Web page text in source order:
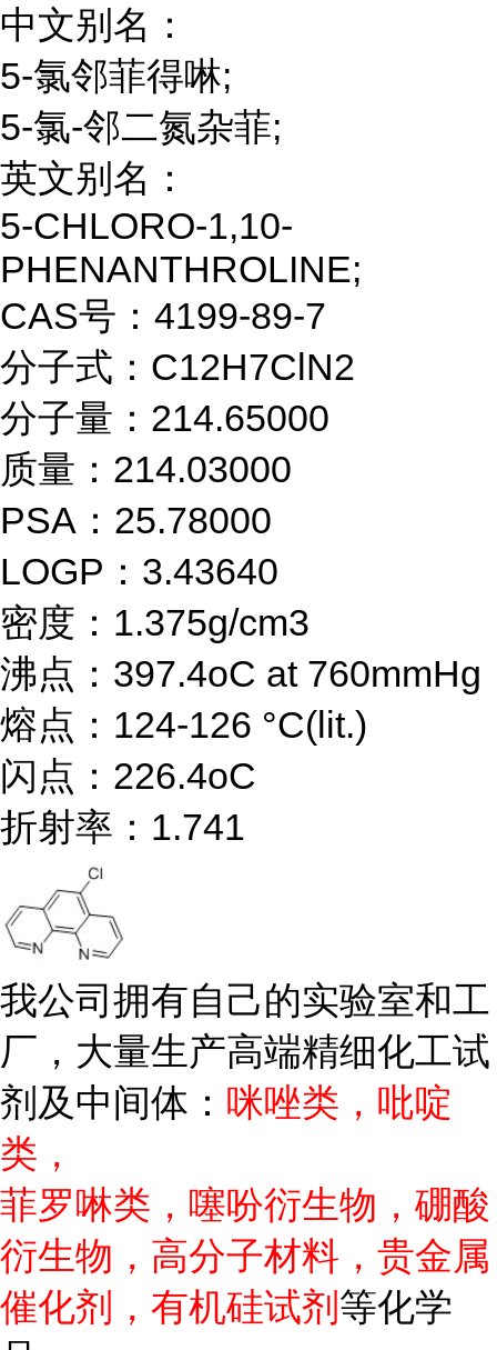
中文别名：
5-氯邻菲得啉;
5-氯-邻二氮杂菲;
英文别名：
5-CHLORO-1,10-
PHENANTHROLINE;
CAS号：4199-89-7
分子式：C12H7ClN2
分子量：214.65000
质量：214.03000
PSA：25.78000
LOGP：3.43640
密度：1.375g/cm3
沸点：397.4oC at 760mmHg
熔点：124-126 °C(lit.)
闪点：226.4oC
折射率：1.741
我公司拥有自己的实验室和工
厂，大量生产高端精细化工试
剂及中间体： 咪唑类，吡啶
类，
菲罗啉类，噻吩衍生物，硼酸
衍生物，高分子材料，贵金属
催化剂，有机硅试剂等化学